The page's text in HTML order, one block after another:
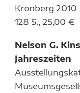
Kronberg 2010
128 S., 25,00 €
Nelson G.
Jahreszeiten